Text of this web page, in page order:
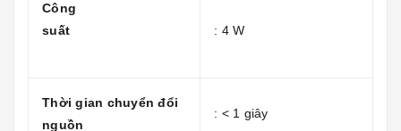
Công
suất
: 4 W
Thời gian chuyển đổi
nguồn
: < 1 giây